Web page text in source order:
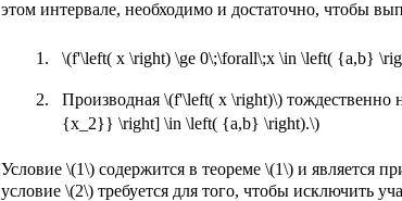
этом интервале, необходимо и достаточно, чтобы
\(f'\left( x \right) \ge 0\;\forall\;x \in \left( {a,b}
Производная \(f'\left( x \right)\)
{x_2}} \right] \in \left( {a,b} \right).\)
Условие \(1\) содержится в теореме \(1\) и является
условие \(2\) требуется для того, чтобы исключить